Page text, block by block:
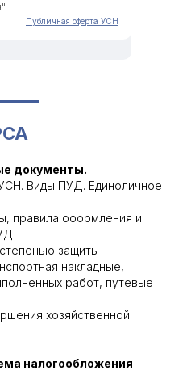
Публичная оферта УСН
документы.
Виды ПУД. Единоличное
правила оформления и
защиты
накладные,
работ, путевые
хозяйственной
налогообложения